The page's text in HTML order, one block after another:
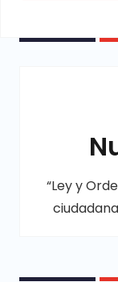
“Ley y